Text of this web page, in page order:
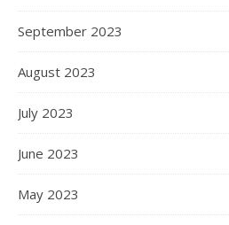
September 2023
August 2023
July 2023
June 2023
May 2023